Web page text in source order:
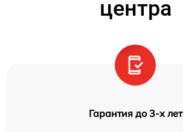
центра
Гарантия до 3-х лет